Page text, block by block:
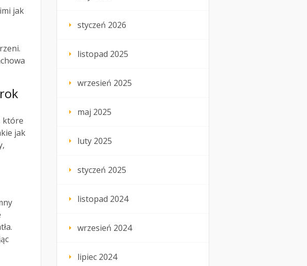
jak
które
jak
styczeń 2026
listopad 2025
wrzesień 2025
maj 2025
luty 2025
styczeń 2025
listopad 2024
wrzesień 2024
lipiec 2024